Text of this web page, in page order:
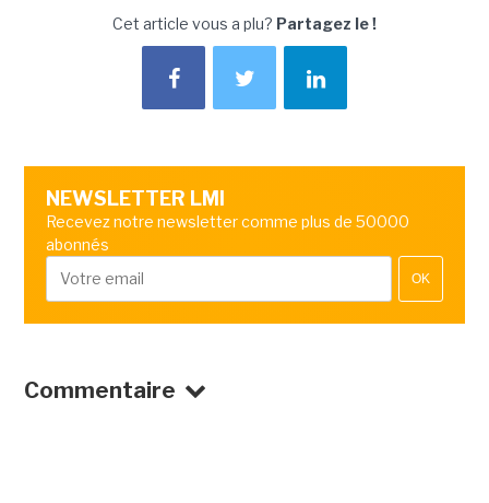
Cet article vous a plu? Partagez le !
NEWSLETTER LMI
Recevez notre newsletter comme plus de 50000
abonnés
OK
Commentaire